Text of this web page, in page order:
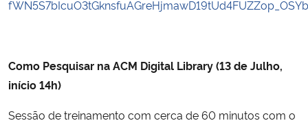
Como Pesquisar na ACM Digital Library (13 de Julho,
início 14h)
Sessão de treinamento com cerca de 60 minutos com o